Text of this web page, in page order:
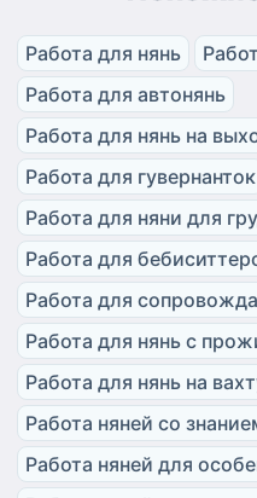
Работа для нянь
Работа для автонянь
Работа для нянь на
Работа для гувернанток
Работа для няни для
Работа для
Работа для
Работа для нянь с
Работа для нянь на
Работа няней со
Работа няней для